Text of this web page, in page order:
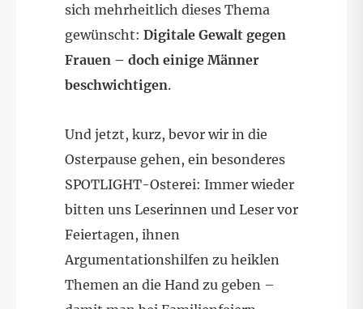
sich mehrheitlich dieses Thema
gewünscht: Digitale Gewalt gegen
Frauen – doch einige Männer
beschwichtigen.
Und jetzt, kurz, bevor wir in die
Osterpause gehen, ein besonderes
SPOTLIGHT-Osterei: Immer wieder
bitten uns Leserinnen und Leser vor
Feiertagen, ihnen
Argumentationshilfen zu heiklen
Themen an die Hand zu geben –